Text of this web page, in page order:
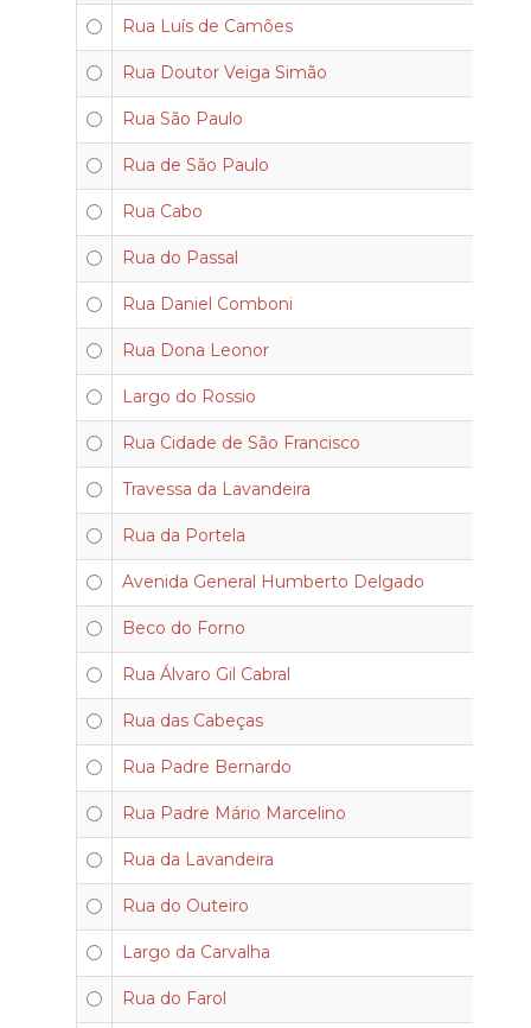
Rua Luís de Camões
Rua Doutor Veiga Simão
Rua São Paulo
Rua de São Paulo
Rua Cabo
Rua do Passal
Rua Daniel Comboni
Rua Dona Leonor
Largo do Rossio
Rua Cidade de São Francisco
Travessa da Lavandeira
Rua da Portela
Avenida General Humberto Delgado
Beco do Forno
Rua Álvaro Gil Cabral
Rua das Cabeças
Rua Padre Bernardo
Rua Padre Mário Marcelino
Rua da Lavandeira
Rua do Outeiro
Largo da Carvalha
Rua do Farol